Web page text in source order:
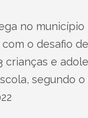
no município
o desafio
crianças e
segundo o